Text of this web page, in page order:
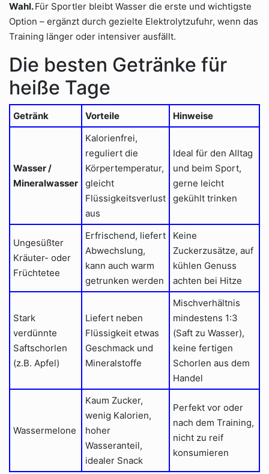
Wahl.Für Sportler bleibt Wasser die erste und wichtigste
Option – ergänzt durch gezielte Elektrolytzufuhr, wenn das
Training länger oder intensiver ausfällt.
Die besten Getränke für
heiße Tage
Getränk Vorteile Hinweise
Wasser /
Mineralwasser
Kalorienfrei,
reguliert die
Körpertemperatur,
gleicht
Flüssigkeitsverlust
aus
Ideal für den Alltag
und beim Sport,
gerne leicht
gekühlt trinken
Ungesüßter
Kräuter- oder
Früchtetee
Erfrischend, liefert
Abwechslung,
kann auch warm
getrunken werden
Keine
Zuckerzusätze, auf
kühlen Genuss
achten bei Hitze
Stark
verdünnte
Saftschorlen
(z.B. Apfel)
Liefert neben
Flüssigkeit etwas
Geschmack und
Mineralstoffe
Mischverhältnis
mindestens 1:3
(Saft zu Wasser),
keine fertigen
Schorlen aus dem
Handel
Wassermelone
Kaum Zucker,
wenig Kalorien,
hoher
Wasseranteil,
idealer Snack
Perfekt vor oder
nach dem Training,
nicht zu reif
konsumieren